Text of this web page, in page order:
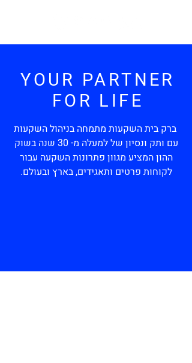
YOUR PARTNER
FOR LIFE
ברק בית השקעות מתמחה בניהול השקעות
עם ותק ונסיון של למעלה מ- 30 שנה בשוק
ההון המציע מגוון פתרונות השקעה עבור
לקוחות פרטים ותאגידים, בארץ ובעולם.